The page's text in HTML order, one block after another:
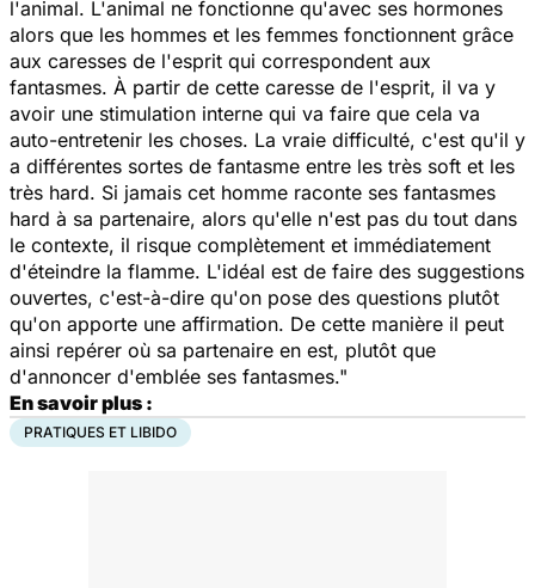
l'animal. L'animal ne fonctionne qu'avec ses hormones
alors que les hommes et les femmes fonctionnent grâce
aux caresses de l'esprit qui correspondent aux
fantasmes. À partir de cette caresse de l'esprit, il va y
avoir une stimulation interne qui va faire que cela va
auto-entretenir les choses. La vraie difficulté, c'est qu'il y
a différentes sortes de fantasme entre les très soft et les
très hard. Si jamais cet homme raconte ses fantasmes
hard à sa partenaire, alors qu'elle n'est pas du tout dans
le contexte, il risque complètement et immédiatement
d'éteindre la flamme. L'idéal est de faire des suggestions
ouvertes, c'est-à-dire qu'on pose des questions plutôt
qu'on apporte une affirmation. De cette manière il peut
ainsi repérer où sa partenaire en est, plutôt que
d'annoncer d'emblée ses fantasmes."
En savoir plus :
PRATIQUES ET LIBIDO